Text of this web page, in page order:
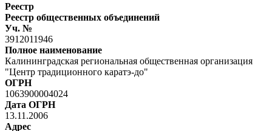
Реестр
Реестр общественных объединений
Уч. №
3912011946
Полное наименование
Калининградская региональная общественная организация
"Центр традиционного каратэ-до"
ОГРН
1063900004024
Дата ОГРН
13.11.2006
Адрес